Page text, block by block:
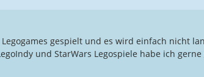
gespielt und es wird einfach nicht
und StarWars Legospiele habe ich